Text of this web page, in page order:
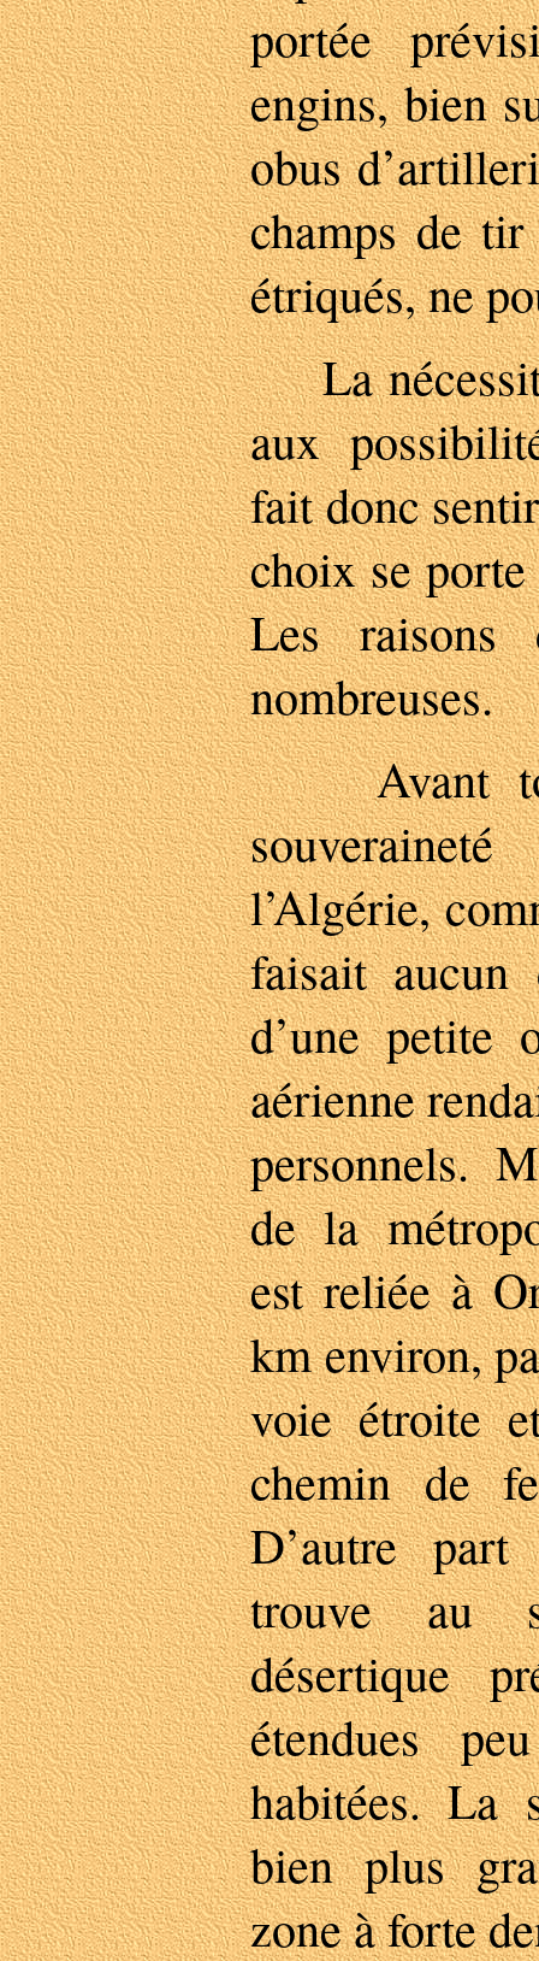
portée
engins, bien
obus
champs de
étriqués, ne
La
aux
fait donc
choix se
Les
nombreuses.
Avant
l’Algérie,
faisait aucun
d’une petite
aérienne
personnels.
de la
est reliée à
km environ,
voie étroite
chemin de
D’autre part
trouve au
désertique
étendues
habitées. La
bien plus
zone à forte